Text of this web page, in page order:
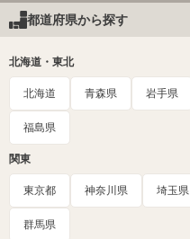
都道府県から探す
北海道・東北
北海道 青森県 岩手県
福島県
関東
東京都 神奈川県 埼玉県
群馬県